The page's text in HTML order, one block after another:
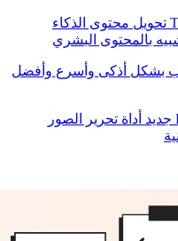
تحويل محتوى الذكاء
بالمحتوى البشري
بشكل أذكى وأسرع وأفضل
جديد أداة تحرير الصور